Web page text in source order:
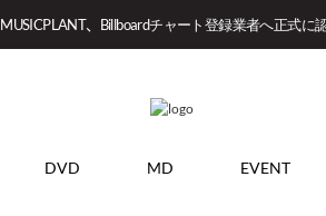
MUSICPLANT、Billboardチャート登録業者へ正式に
DVD MD EVENT